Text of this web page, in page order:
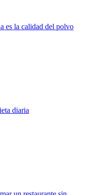
es la calidad del polvo
diaria